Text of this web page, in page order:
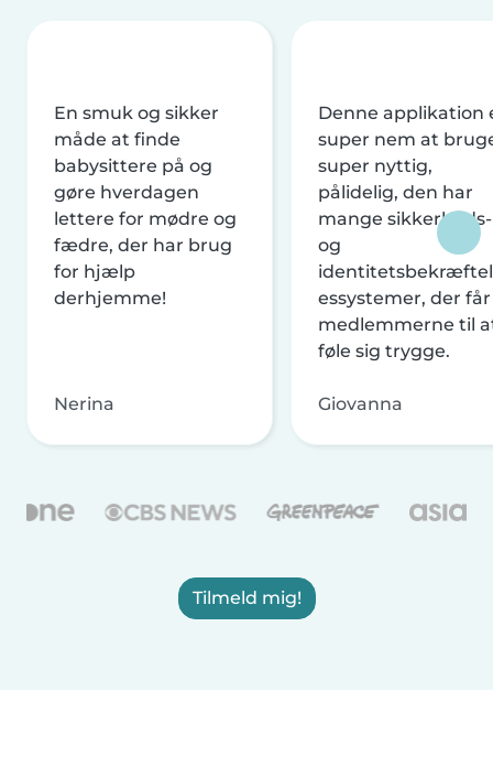
En smuk og sikker
måde at finde
babysittere på og
gøre hverdagen
lettere for mødre og
fædre, der har brug
for hjælp
derhjemme!
Nerina
Denne applikation
super nem at
super nyttig,
pålidelig, den har
mange sikkerheds-
og
essystemer, der får
medlemmerne til
føle sig trygge.
Giovanna
Tilmeld mig!